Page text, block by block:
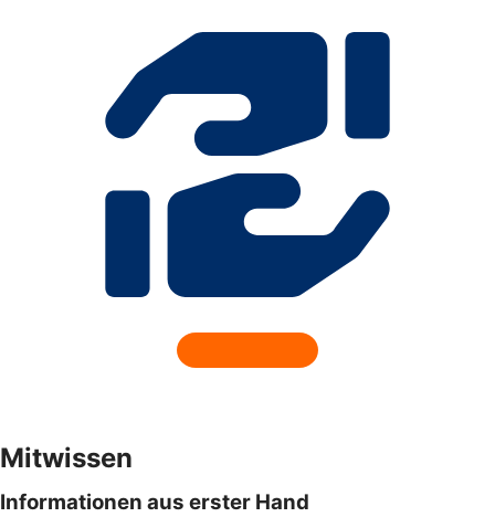
Mitwissen
Informationen aus erster Hand